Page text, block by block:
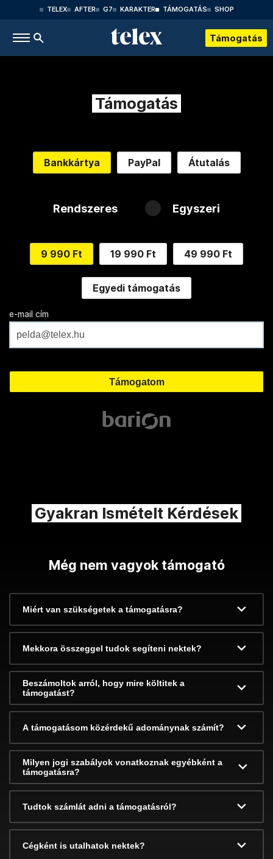
TELEX AFTER G7 KARAKTER TÁMOGATÁS SHOP
Támogatás
Támogatás
Bankkártya PayPal Átutalás
Rendszeres Egyszeri
9 990 Ft 19 990 Ft 49 990 Ft
Egyedi támogatás
e-mail cím
Gyakran Ismételt Kérdések
Még nem vagyok támogató
Miért van szükségetek a támogatásra?
Mekkora összeggel tudok segíteni nektek?
Beszámoltok arról, hogy mire költitek a
támogatást?
A támogatásom közérdekű adománynak számít?
Milyen jogi szabályok vonatkoznak egyébként a
támogatásra?
Tudtok számlát adni a támogatásról?
Cégként is utalhatok nektek?